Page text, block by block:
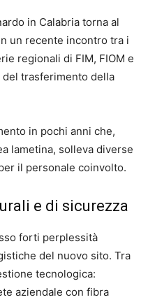
in Calabria torna al
un recente incontro tra i
regionali di FIM, FIOM e
del trasferimento della
in pochi anni che,
lametina, solleva diverse
il personale coinvolto.
e di sicurezza
forti perplessità
del nuovo sito. Tra
tecnologica:
aziendale con fibra